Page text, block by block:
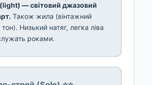
— світовий джазовий
Також жила (вінтажний
Низький натяг, легка ліва
роками.